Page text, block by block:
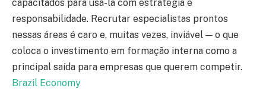
capacitados para usá-la com estratégia e
responsabilidade. Recrutar especialistas prontos
nessas áreas é caro e, muitas vezes, inviável — o que
coloca o investimento em formação interna como a
principal saída para empresas que querem competir.
Brazil Economy